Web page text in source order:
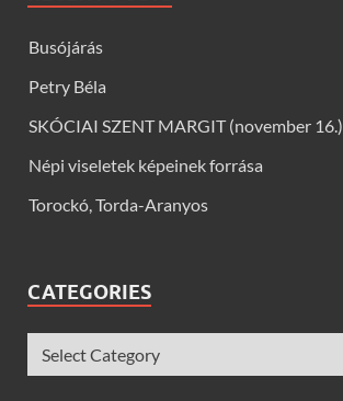
Busójárás
Petry Béla
SKÓCIAI SZENT MARGIT (november 16.)
Népi viseletek képeinek forrása
Torockó, Torda-Aranyos
CATEGORIES